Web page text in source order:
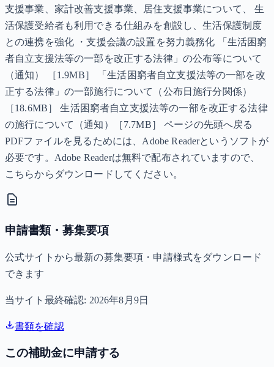
支援事業、家計改善支援事業、居住支援事業について、 生
活保護受給者も利用できる仕組みを創設し、生活保護制度
との連携を強化 ・支援会議の設置を努力義務化 「生活困窮
者自立支援法等の一部を改正する法律」の公布等について
（通知） ［1.9MB］ 「生活困窮者自立支援法等の一部を改
正する法律」の一部施行について（公布日施行分関係）
［18.6MB］ 生活困窮者自立支援法等の一部を改正する法律
の施行について（通知）［7.7MB］ ページの先頭へ戻る
PDFファイルを見るためには、Adobe Readerというソフトが
必要です。Adobe Readerは無料で配布されていますので、
こちらからダウンロードしてください。
申請書類・募集要項
公式サイトから最新の募集要項・申請様式をダウンロード
できます
当サイト最終確認: 2026年8月9日
書類を確認
この補助金に申請する